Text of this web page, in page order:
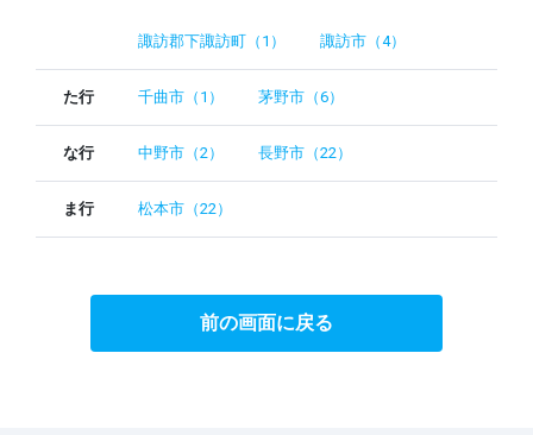
諏訪郡下諏訪町（1） 諏訪市（4）
た行 千曲市（1） 茅野市（6）
な行 中野市（2） 長野市（22）
ま行 松本市（22）
前の画面に戻る